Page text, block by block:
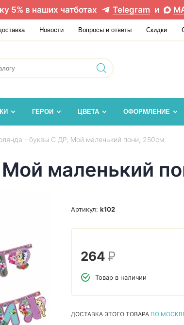
5% в наших чатботах Telegram и
Новости Вопросы и ответы Скидки
ГЕРОИ ЦВЕТА ОФОРМЛЕНИЕ
- буквы С ДР, Мой маленький пони, 250см.
маленький
Артикул: k102
264Р
Товар в наличии
ДОСТАВКА ЭТОГО ТОВАРА ПО